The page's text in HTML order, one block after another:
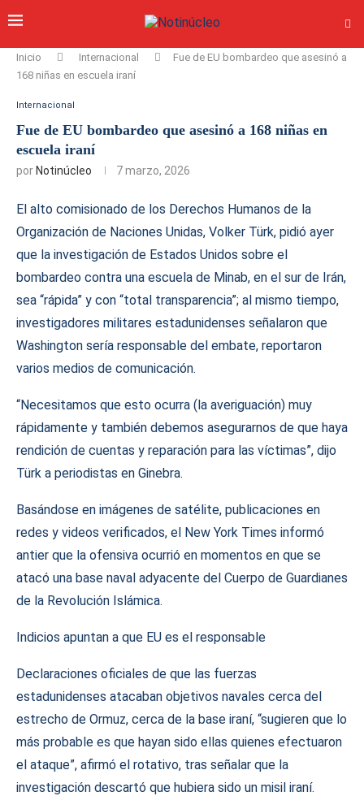
Inicio Internacional
Fue de EU bombardeo que asesinó a
168 niñas en escuela iraní
Internacional
Fue de EU bombardeo que asesinó a 168 niñas en
escuela iraní
por Notinúcleo 7 marzo, 2026
El alto comisionado de los Derechos Humanos de la
Organización de Naciones Unidas, Volker Türk, pidió ayer
que la investigación de Estados Unidos sobre el
bombardeo contra una escuela de Minab, en el sur de Irán,
sea “rápida” y con “total transparencia”; al mismo tiempo,
investigadores militares estadunidenses señalaron que
Washington sería responsable del embate, reportaron
varios medios de comunicación.
“Necesitamos que esto ocurra (la averiguación) muy
rápidamente y también debemos asegurarnos de que haya
rendición de cuentas y reparación para las víctimas”, dijo
Türk a periodistas en Ginebra.
Basándose en imágenes de satélite, publicaciones en
redes y videos verificados, el New York Times informó
antier que la ofensiva ocurrió en momentos en que se
atacó una base naval adyacente del Cuerpo de Guardianes
de la Revolución Islámica.
Indicios apuntan a que EU es el responsable
Declaraciones oficiales de que las fuerzas
estadunidenses atacaban objetivos navales cerca del
estrecho de Ormuz, cerca de la base iraní, “sugieren que lo
más probable es que hayan sido ellas quienes efectuaron
el ataque”, afirmó el rotativo, tras señalar que la
investigación descartó que hubiera sido un misil iraní.